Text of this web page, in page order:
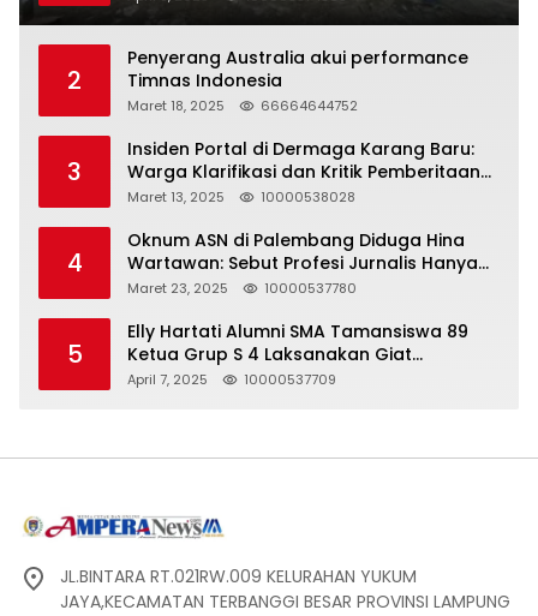
2
Penyerang Australia akui performance
Timnas Indonesia
Maret 18, 2025 66664644752
3
Insiden Portal di Dermaga Karang Baru:
Warga Klarifikasi dan Kritik Pemberitaan
yang Tidak Akurat
Maret 13, 2025 10000538028
4
Oknum ASN di Palembang Diduga Hina
Wartawan: Sebut Profesi Jurnalis Hanya
Seharga 2 Liter Bensin, Berujung Dugaan
Maret 23, 2025 10000537780
5
Elly Hartati Alumni SMA Tamansiswa 89
Ketua Grup S 4 Laksanakan Giat
Silaturahmi
April 7, 2025 10000537709
JL.BINTARA RT.021RW.009 KELURAHAN YUKUM
JAYA,KECAMATAN TERBANGGI BESAR PROVINSI LAMPUNG